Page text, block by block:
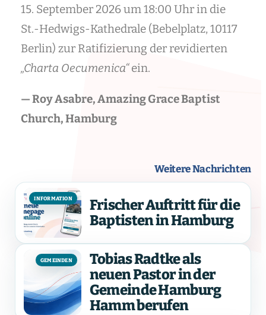
15. September 2026 um 18:00 Uhr in die
St.-Hedwigs-Kathedrale (Bebelplatz, 10117
Berlin) zur Ratifizierung der revidierten
„Charta Oecumenica“ein.
— Roy Asabre, Amazing Grace Baptist
Church, Hamburg
Weitere Nachrichten
INFORMATION
Frischer Auftritt für die
Baptisten in Hamburg
GEMEINDEN
Tobias Radtke als
neuen Pastor in der
Gemeinde Hamburg
Hamm berufen